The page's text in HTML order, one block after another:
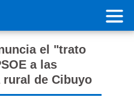
el "trato
a las
de Cibuyo